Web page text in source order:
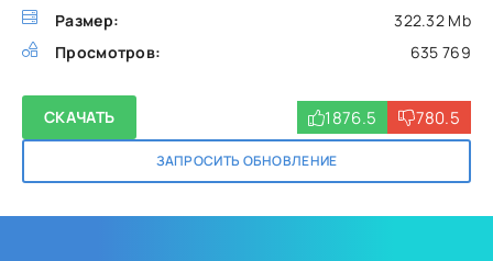
Размер:
322.32 Mb
Просмотров:
635 769
СКАЧАТЬ
ЗАПРОСИТЬ ОБНОВЛЕНИЕ
1876.5 780.5